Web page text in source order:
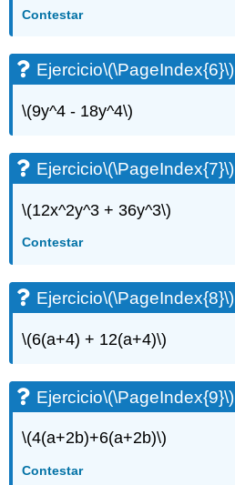
Ejercicio\
Ejercicio\
(\PageIndex{19}\)
(\PageIndex{20}\)
Ejercicio\
(\PageIndex{21}\)
(\PageIndex{22}\)
Ejercicio\
(\PageIndex{24}\)
Ejercicio\
(\PageIndex{25}\)
Ejercicio\
(\PageIndex{27}\)
Ejercicio\
Ejercicio\
Contestar
Ejercicio\(\PageIndex{6}\)
\(9y^4 - 18y^4\)
Ejercicio\(\PageIndex{7}\)
\(12x^2y^3 + 36y^3\)
Contestar
Ejercicio\(\PageIndex{8}\)
\(6(a+4) + 12(a+4)\)
Ejercicio\(\PageIndex{9}\)
\(4(a+2b)+6(a+2b)\)
Contestar